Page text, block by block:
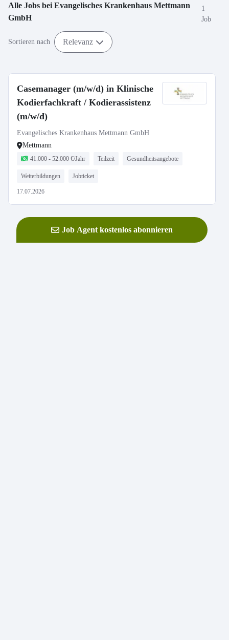
Alle Jobs bei Evangelisches Krankenhaus Mettmann
GmbH
1
Job
Sortieren nach Relevanz
Casemanager (m/w/d) in Klinische
Kodierfachkraft / Kodierassistenz
(m/w/d)
Evangelisches Krankenhaus Mettmann GmbH
Mettmann
41.000 - 52.000 €/Jahr Teilzeit Gesundheitsangebote
Weiterbildungen Jobticket
17.07.2026
Job Agent kostenlos abonnieren